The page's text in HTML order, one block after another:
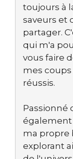
toujours à
saveurs et
partager.
qui m'a
vous faire
mes
réussis.
Passionné
également
ma propre
explorant